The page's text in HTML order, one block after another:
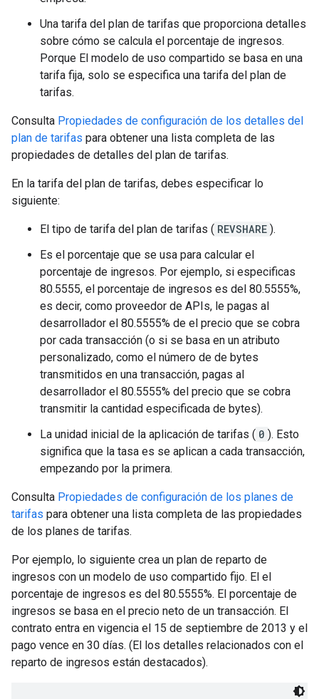
Una tarifa del plan de tarifas que proporciona detalles
sobre cómo se calcula el porcentaje de ingresos.
Porque El modelo de uso compartido se basa en una
tarifa fija, solo se especifica una tarifa del plan de
tarifas.
Consulta Propiedades de configuración de los detalles del
plan de tarifas para obtener una lista completa de las
propiedades de detalles del plan de tarifas.
En la tarifa del plan de tarifas, debes especificar lo
siguiente:
El tipo de tarifa del plan de tarifas ( REVSHARE ).
Es el porcentaje que se usa para calcular el
porcentaje de ingresos. Por ejemplo, si especificas
80.5555, el porcentaje de ingresos es del 80.5555%,
es decir, como proveedor de APIs, le pagas al
desarrollador el 80.5555% de el precio que se cobra
por cada transacción (o si se basa en un atributo
personalizado, como el número de de bytes
transmitidos en una transacción, pagas al
desarrollador el 80.5555% del precio que se cobra
transmitir la cantidad especificada de bytes).
La unidad inicial de la aplicación de tarifas ( 0 ). Esto
significa que la tasa es se aplican a cada transacción,
empezando por la primera.
Consulta Propiedades de configuración de los planes de
tarifas para obtener una lista completa de las propiedades
de los planes de tarifas.
Por ejemplo, lo siguiente crea un plan de reparto de
ingresos con un modelo de uso compartido fijo. El el
porcentaje de ingresos es del 80.5555%. El porcentaje de
ingresos se basa en el precio neto de un transacción. El
contrato entra en vigencia el 15 de septiembre de 2013 y el
pago vence en 30 días. (El los detalles relacionados con el
reparto de ingresos están destacados).